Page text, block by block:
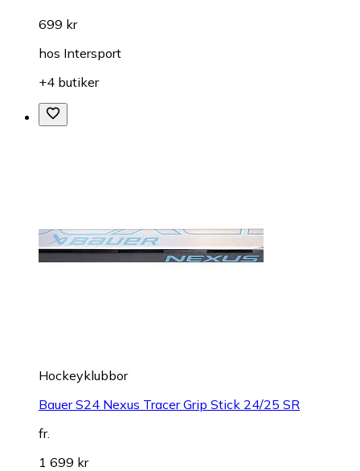
699 kr
hos Intersport
+4 butiker
Hockeyklubbor
Bauer S24 Nexus Tracer Grip Stick 24/25 SR
fr.
1 699 kr